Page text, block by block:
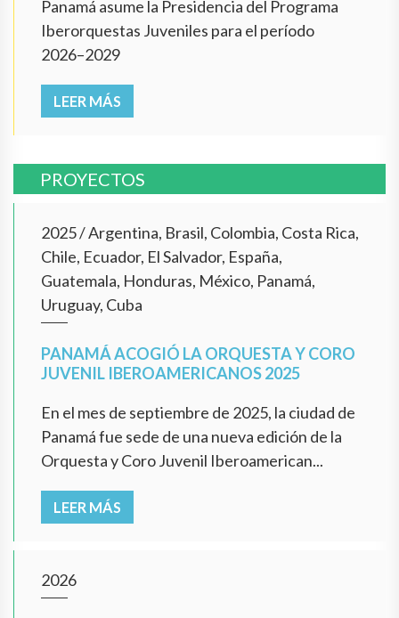
Panamá asume la Presidencia del Programa
Iberorquestas Juveniles para el período
2026–2029
LEER MÁS
PROYECTOS
2025/Argentina, Brasil, Colombia, Costa Rica,
Chile, Ecuador, El Salvador, España,
Guatemala, Honduras, México, Panamá,
Uruguay, Cuba
PANAMÁ ACOGIÓ LA ORQUESTA Y CORO
JUVENIL IBEROAMERICANOS 2025
En el mes de septiembre de 2025, la ciudad de
Panamá fue sede de una nueva edición de la
Orquesta y Coro Juvenil Iberoamerican...
LEER MÁS
2026